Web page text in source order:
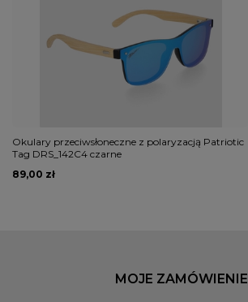
Okulary przeciwsłoneczne z polaryzacją Patriotic
Tag DRS_142C4 czarne
89,00 zł
MOJE ZAMÓWIENIE